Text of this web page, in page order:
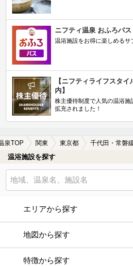
ニフティ温泉 おふろパス
温浴施設をお得に楽しめるサ
【ニフティライフスタ
内】
株主優待制度で人気の温浴
拡充されました！
泉TOP 関東 東京都
温浴施設を探す
エリアから探す
地図から探す
特徴から探す